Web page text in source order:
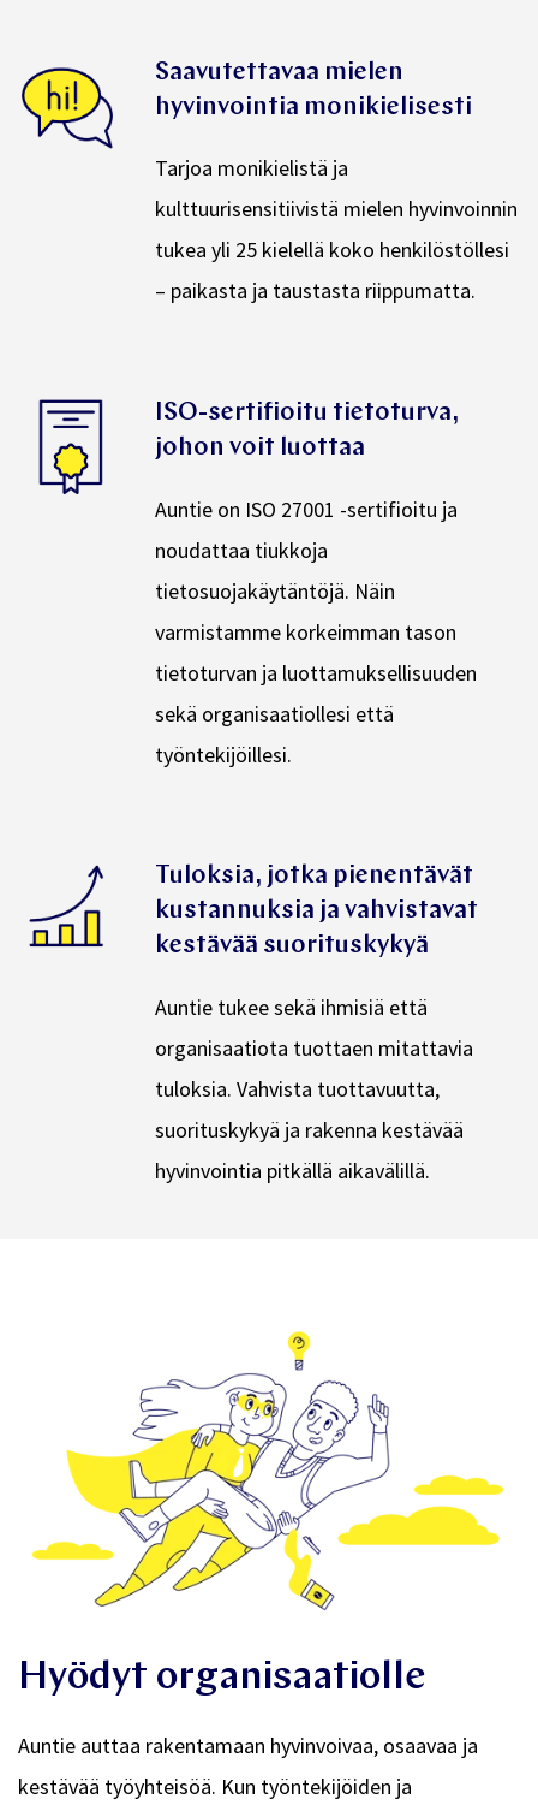
Saavutettavaa mielen
hyvinvointia monikielisesti
Tarjoa monikielistä ja
kulttuurisensitiivistä mielen hyvinvoinnin
tukea yli 25 kielellä koko henkilöstöllesi
– paikasta ja taustasta riippumatta.
ISO-sertifioitu tietoturva,
johon voit luottaa
Auntie on ISO 27001 -sertifioitu ja
noudattaa tiukkoja
tietosuojakäytäntöjä. Näin
varmistamme korkeimman tason
tietoturvan ja luottamuksellisuuden
sekä organisaatiollesi että
työntekijöillesi.
Tuloksia, jotka pienentävät
kustannuksia ja vahvistavat
kestävää suorituskykyä
Auntie tukee sekä ihmisiä että
organisaatiota tuottaen mitattavia
tuloksia. Vahvista tuottavuutta,
suorituskykyä ja rakenna kestävää
hyvinvointia pitkällä aikavälillä.
Hyödyt organisaatiolle
Auntie auttaa rakentamaan hyvinvoivaa, osaavaa ja
kestävää työyhteisöä. Kun työntekijöiden ja